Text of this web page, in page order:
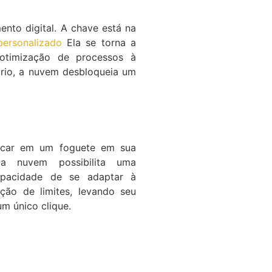
digital. A chave está na
Ela se torna a
de processos à
a nuvem desbloqueia um
em um foguete em sua
nuvem possibilita uma
de se adaptar à
de limites, levando seu
único clique.